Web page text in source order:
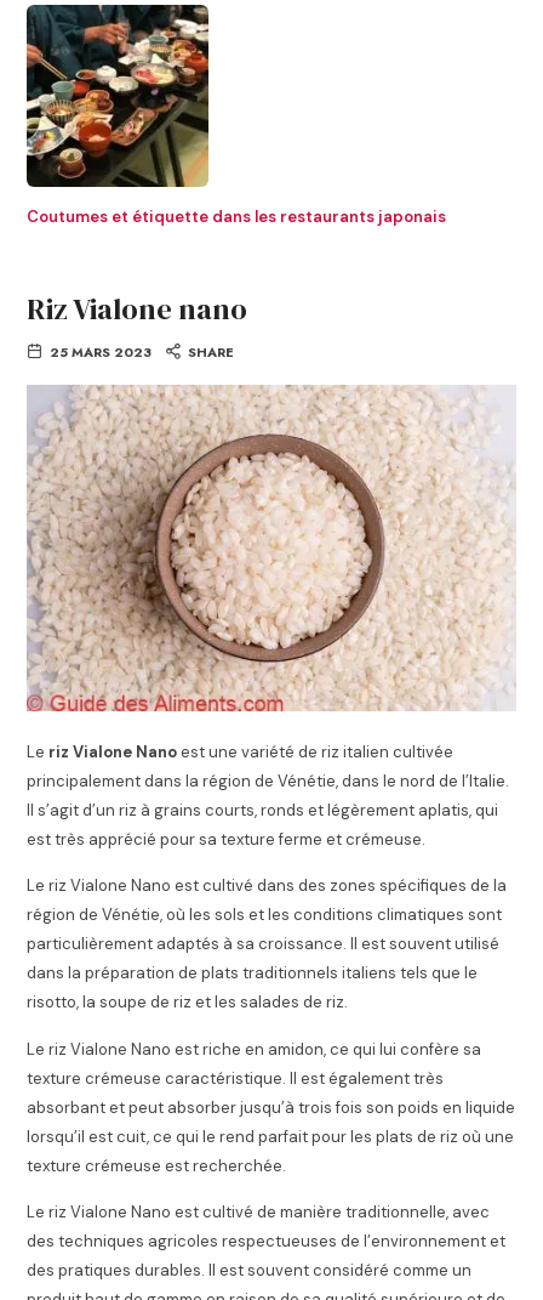
Coutumes et étiquette dans les restaurants japonais
Riz Vialone nano
25 MARS 2023 SHARE
Le riz Vialone Nanoest une variété de riz italien cultivée
principalement dans la région de Vénétie, dans le nord de l’Italie.
Il s’agit d’un riz à grains courts, ronds et légèrement aplatis, qui
est très apprécié pour sa texture ferme et crémeuse.
Le riz Vialone Nano est cultivé dans des zones spécifiques de la
région de Vénétie, où les sols et les conditions climatiques sont
particulièrement adaptés à sa croissance. Il est souvent utilisé
dans la préparation de plats traditionnels italiens tels que le
risotto, la soupe de riz et les salades de riz.
Le riz Vialone Nano est riche en amidon, ce qui lui confère sa
texture crémeuse caractéristique. Il est également très
absorbant et peut absorber jusqu’à trois fois son poids en liquide
lorsqu’il est cuit, ce qui le rend parfait pour les plats de riz où une
texture crémeuse est recherchée.
Le riz Vialone Nano est cultivé de manière traditionnelle, avec
des techniques agricoles respectueuses de l’environnement et
des pratiques durables. Il est souvent considéré comme un